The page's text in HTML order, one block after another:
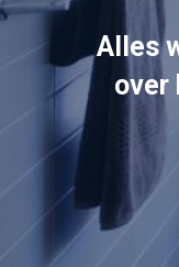
Alles
over